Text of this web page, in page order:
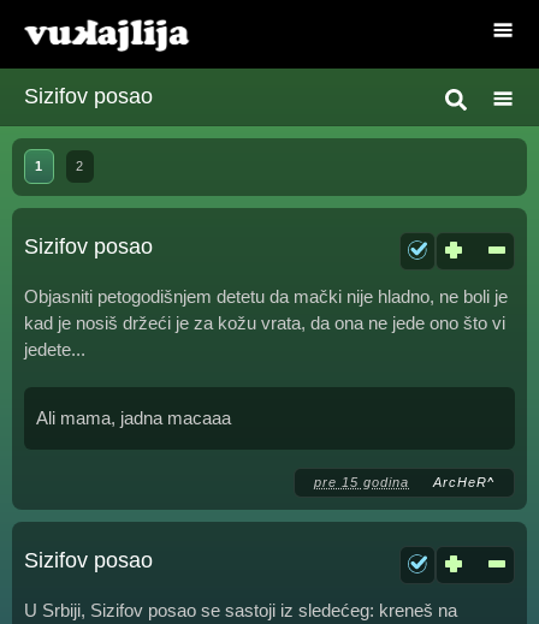
Sizifov posao
1 2
Sizifov posao
Objasniti petogodišnjem detetu da mački nije hladno, ne boli je
kad je nosiš držeći je za kožu vrata, da ona ne jede ono što vi
jedete...
Ali mama, jadna macaaa
pre 15 godina ArcHeR^
Sizifov posao
U Srbiji, Sizifov posao se sastoji iz sledećeg: kreneš na